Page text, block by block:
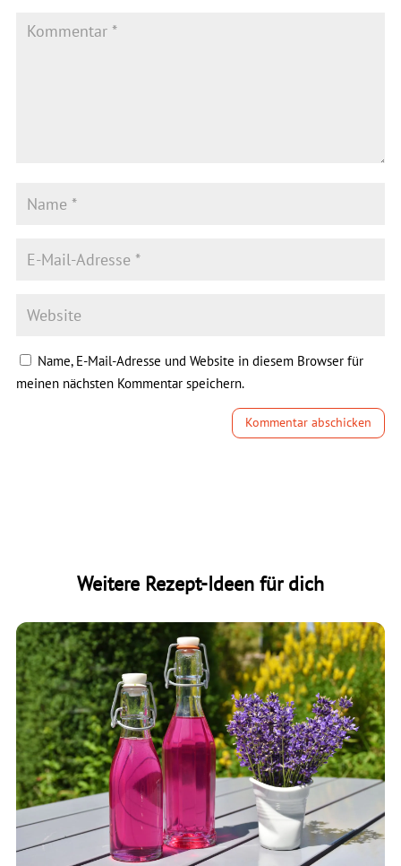
Name, E-Mail-Adresse und Website in diesem Browser für
meinen nächsten Kommentar speichern.
Kommentar abschicken
Weitere Rezept-Ideen für dich